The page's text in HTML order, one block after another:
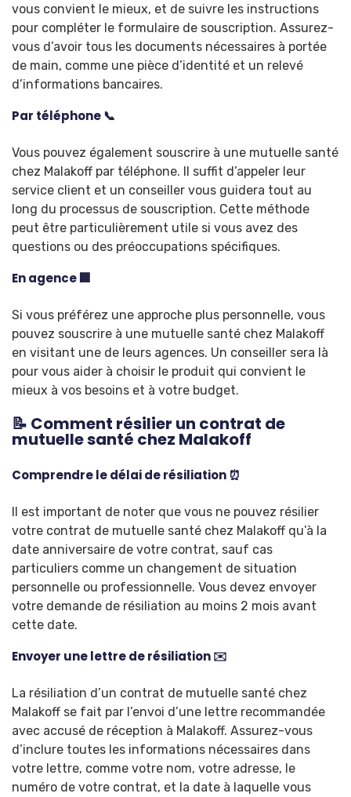
vous convient le mieux, et de suivre les instructions
pour compléter le formulaire de souscription. Assurez-
vous d’avoir tous les documents nécessaires à portée
de main, comme une pièce d’identité et un relevé
d’informations bancaires.
Par téléphone 📞
Vous pouvez également souscrire à une mutuelle santé
chez Malakoff par téléphone. Il suffit d’appeler leur
service client et un conseiller vous guidera tout au
long du processus de souscription. Cette méthode
peut être particulièrement utile si vous avez des
questions ou des préoccupations spécifiques.
En agence 🏢
Si vous préférez une approche plus personnelle, vous
pouvez souscrire à une mutuelle santé chez Malakoff
en visitant une de leurs agences. Un conseiller sera là
pour vous aider à choisir le produit qui convient le
mieux à vos besoins et à votre budget.
📝 Comment résilier un contrat de
mutuelle santé chez Malakoff
Comprendre le délai de résiliation ⏰
Il est important de noter que vous ne pouvez résilier
votre contrat de mutuelle santé chez Malakoff qu’à la
date anniversaire de votre contrat, sauf cas
particuliers comme un changement de situation
personnelle ou professionnelle. Vous devez envoyer
votre demande de résiliation au moins 2 mois avant
cette date.
Envoyer une lettre de résiliation ✉️
La résiliation d’un contrat de mutuelle santé chez
Malakoff se fait par l’envoi d’une lettre recommandée
avec accusé de réception à Malakoff. Assurez-vous
d’inclure toutes les informations nécessaires dans
votre lettre, comme votre nom, votre adresse, le
numéro de votre contrat, et la date à laquelle vous